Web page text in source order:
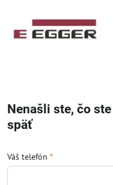
Nenašli ste, čo
späť
Váš telefón *